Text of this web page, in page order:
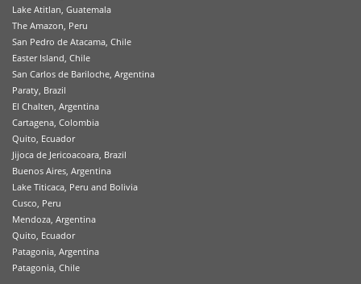
Lake Atitlan, Guatemala
The Amazon, Peru
San Pedro de Atacama, Chile
Easter Island, Chile
San Carlos de Bariloche, Argentina
Paraty, Brazil
El Chalten, Argentina
Cartagena, Colombia
Quito, Ecuador
Jijoca de Jericoacoara, Brazil
Buenos Aires, Argentina
Lake Titicaca, Peru and Bolivia
Cusco, Peru
Mendoza, Argentina
Quito, Ecuador
Patagonia, Argentina
Patagonia, Chile